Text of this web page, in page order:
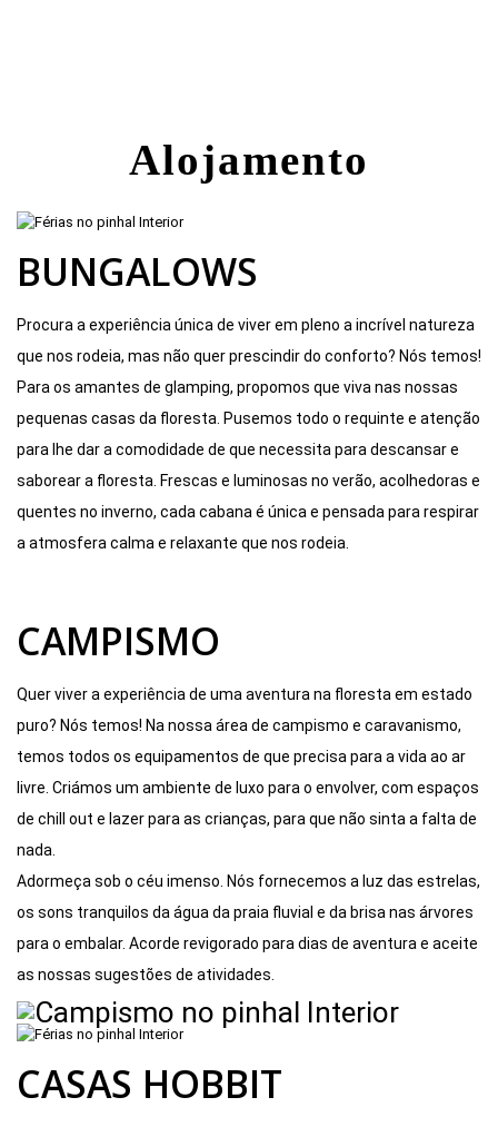
Alojamento
BUNGALOWS
Procura a experiência única de viver em pleno a incrível natureza
que nos rodeia, mas não quer prescindir do conforto? Nós temos!
Para os amantes de glamping, propomos que viva nas nossas
pequenas casas da floresta. Pusemos todo o requinte e atenção
para lhe dar a comodidade de que necessita para descansar e
saborear a floresta. Frescas e luminosas no verão, acolhedoras e
quentes no inverno, cada cabana é única e pensada para respirar
a atmosfera calma e relaxante que nos rodeia.
CAMPISMO
Quer viver a experiência de uma aventura na floresta em estado
puro? Nós temos! Na nossa área de campismo e caravanismo,
temos todos os equipamentos de que precisa para a vida ao ar
livre. Criámos um ambiente de luxo para o envolver, com espaços
de chill out e lazer para as crianças, para que não sinta a falta de
nada.
Adormeça sob o céu imenso. Nós fornecemos a luz das estrelas,
os sons tranquilos da água da praia fluvial e da brisa nas árvores
para o embalar. Acorde revigorado para dias de aventura e aceite
as nossas sugestões de atividades.
CASAS HOBBIT